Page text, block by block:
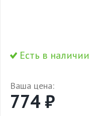
Есть в наличии
Ваша цена:
774 ₽